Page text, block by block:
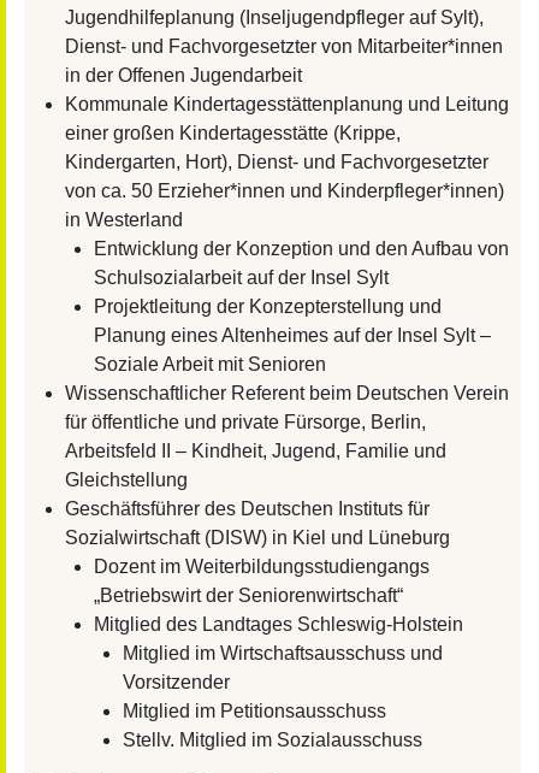
Jugendhilfeplanung (Inseljugendpfleger auf Sylt),
Dienst- und Fachvorgesetzter von Mitarbeiter*innen
in der Offenen Jugendarbeit
Kommunale Kindertagesstättenplanung und Leitung
einer großen Kindertagesstätte (Krippe,
Kindergarten, Hort), Dienst- und Fachvorgesetzter
von ca. 50 Erzieher*innen und Kinderpfleger*innen)
in Westerland
Entwicklung der Konzeption und den Aufbau von
Schulsozialarbeit auf der Insel Sylt
Projektleitung der Konzepterstellung und
Planung eines Altenheimes auf der Insel Sylt –
Soziale Arbeit mit Senioren
Wissenschaftlicher Referent beim Deutschen Verein
für öffentliche und private Fürsorge, Berlin,
Arbeitsfeld II – Kindheit, Jugend, Familie und
Gleichstellung
Geschäftsführer des Deutschen Instituts für
Sozialwirtschaft (DISW) in Kiel und Lüneburg
Dozent im Weiterbildungsstudiengangs
„Betriebswirt der Seniorenwirtschaft“
Mitglied des Landtages Schleswig-Holstein
Mitglied im Wirtschaftsausschuss und
Vorsitzender
Mitglied im Petitionsausschuss
Stellv. Mitglied im Sozialausschuss